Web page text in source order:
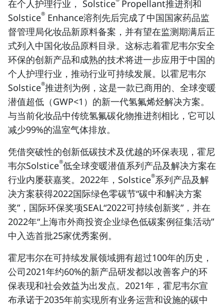
在个人护理行业， Solstice Propellant推进剂和
Solstice® Enhance溶剂先后完成了中国国家药品监
督管理局化妆品新原料备案，并有望在监测期满后正
式列入中国化妆品原料目录。这标志着霍尼韦尔安全
环保的创新产品和成熟的技术将进一步应用于中国的
个人护理行业，推动行业可持续发展。以霍尼韦尔
Solstice®推进剂为例，这是一款已商用的、全球变暖
潜值超低（GWP<1）的新一代氢氟烯烃解决方案。
与当前化妆品中传统氢氟碳化物推进剂相比，它可以
减少99%的温室气体排放。
凭借突破性的创新低碳技术及优越的环保表现，霍尼
韦尔Solstice®低全球变暖潜值系列产品及解决方案在
行业内屡获嘉奖。2022年，Solstice®系列产品及解
决方案获得2022国际绿色零碳节“碳中和解决方案
奖”，国际环保奖项SEAL“2022可持续创新奖”，并在
2022年“上海市外商投资企业绿色低碳案例征集活动”
中入选首批25家优秀案例。
霍尼韦尔在可持续发展领域拥有超过100年的历史，
公司2021年约60%的新产品研发都以改善客户的环
保表现和社会效益为出发点。2021年，霍尼韦尔宣
布承诺于2035年前实现所有业务运营和设施的碳中